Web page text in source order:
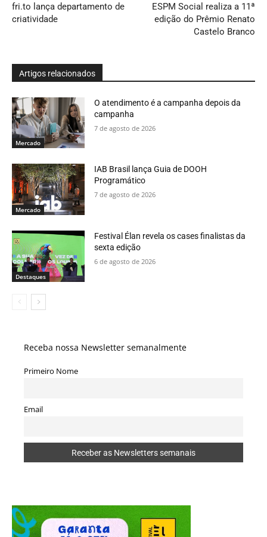
fri.to lança departamento de
criatividade
ESPM Social realiza a 11ª
edição do Prêmio Renato
Castelo Branco
Artigos relacionados
Mercado
O atendimento é a campanha depois da
campanha
7 de agosto de 2026
Mercado
IAB Brasil lança Guia de DOOH
Programático
7 de agosto de 2026
Destaques
Festival Élan revela os cases finalistas da
sexta edição
6 de agosto de 2026
Receba nossa Newsletter semanalmente
Primeiro Nome
Email